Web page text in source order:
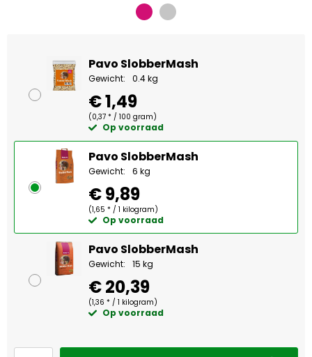
Pavo SlobberMash
Gewicht: 0.4 kg
€ 1,49
(0,37 * / 100 gram)
Op voorraad
Pavo SlobberMash
Gewicht: 6 kg
€ 9,89
(1,65 * / 1 kilogram)
Op voorraad
Pavo SlobberMash
Gewicht: 15 kg
€ 20,39
(1,36 * / 1 kilogram)
Op voorraad